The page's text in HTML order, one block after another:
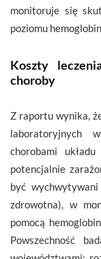
monitoruje się
poziomu
Koszty
choroby
Z raportu wynika,
laboratoryjnych
chorobami
potencjalnie
być
zdrowotna), w
pomocą
Powszechność